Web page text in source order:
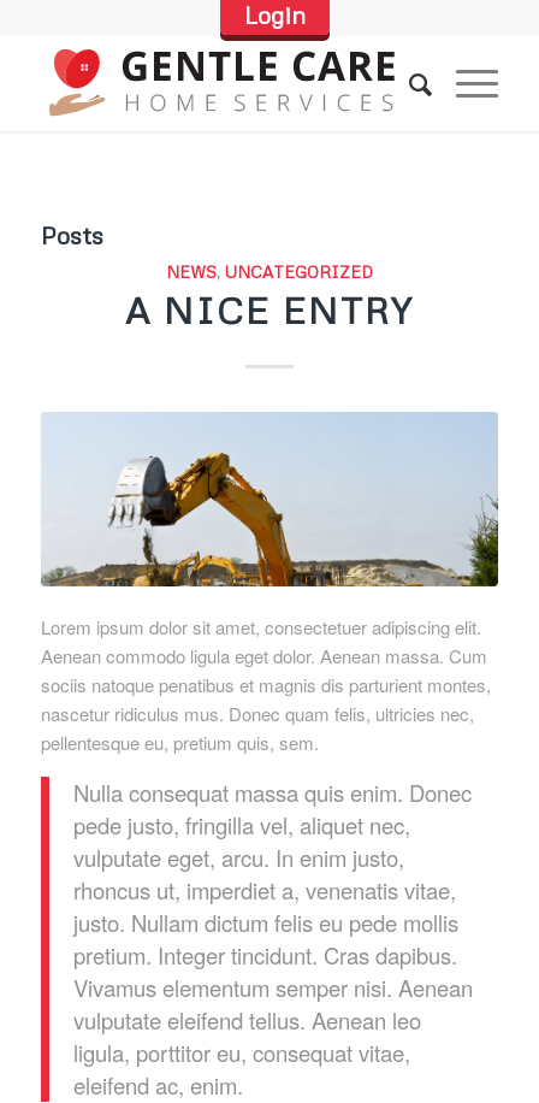
Login
Posts
NEWS, UNCATEGORIZED
A NICE ENTRY
Lorem ipsum dolor sit amet, consectetuer adipiscing elit.
Aenean commodo ligula eget dolor. Aenean massa. Cum
sociis natoque penatibus et magnis dis parturient montes,
nascetur ridiculus mus. Donec quam felis, ultricies nec,
pellentesque eu, pretium quis, sem.
Nulla consequat massa quis enim. Donec
pede justo, fringilla vel, aliquet nec,
vulputate eget, arcu. In enim justo,
rhoncus ut, imperdiet a, venenatis vitae,
justo. Nullam dictum felis eu pede mollis
pretium. Integer tincidunt. Cras dapibus.
Vivamus elementum semper nisi. Aenean
vulputate eleifend tellus. Aenean leo
ligula, porttitor eu, consequat vitae,
eleifend ac, enim.